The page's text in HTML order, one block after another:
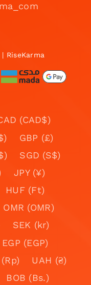
RiseKarma
(CAD$)
GBP (£)
SGD (S$)
JPY (¥)
HUF (Ft)
OMR (OMR)
SEK (kr)
EGP (EGP)
UAH (₴)
BOB (Bs.)